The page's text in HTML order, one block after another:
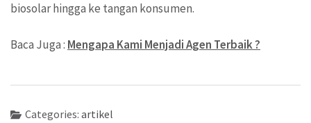
biosolar hingga ke tangan konsumen.
Baca Juga : Mengapa Kami Menjadi Agen Terbaik ?
Categories: artikel